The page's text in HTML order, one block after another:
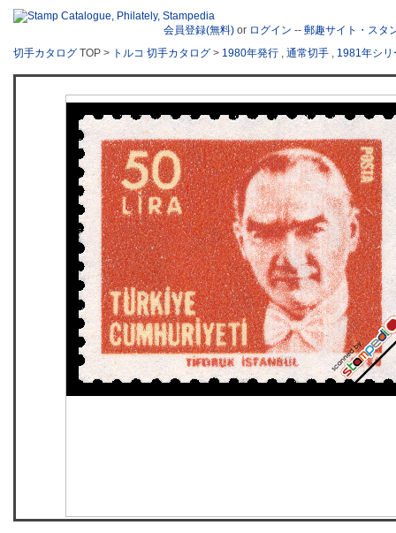
会員登録(無料) or ログイン -- 郵趣サイト・スタ
切手カタログ TOP > トルコ 切手カタログ > 1980年発行 , 通常切手 , 1981年シリ